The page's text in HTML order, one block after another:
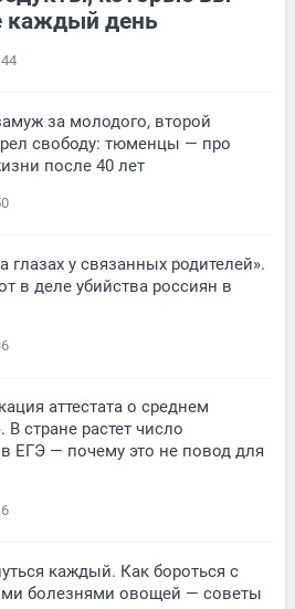
каждый день
за молодого, второй
свободу: тюменцы — про
после 40 лет
глазах у связанных родителей».
в деле убийства россиян в
аттестата о среднем
В стране растет число
ЕГЭ — почему это не повод для
каждый. Как бороться с
болезнями овощей — советы